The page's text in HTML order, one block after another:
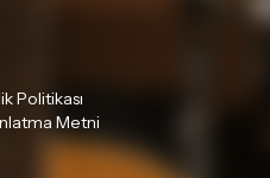
Politikası
Metni